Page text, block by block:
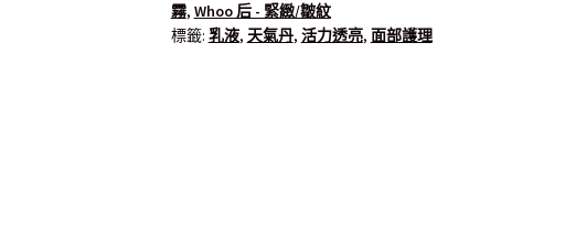
霧, Whoo 后 - 緊緻/皺紋
標籤: 乳液, 天氣丹, 活力透亮, 面部護理